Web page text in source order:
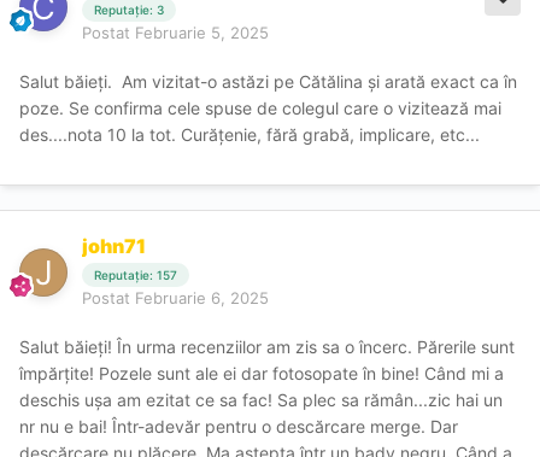
Reputație: 3
Postat Februarie 5, 2025
Salut băieți. Am vizitat-o astăzi pe Cătălina și arată exact ca în
poze. Se confirma cele spuse de colegul care o vizitează mai
des....nota 10 la tot. Curățenie, fără grabă, implicare, etc...
john71
Reputație: 157
Postat Februarie 6, 2025
Salut băieți! În urma recenziilor am zis sa o încerc. Părerile sunt
împărțite! Pozele sunt ale ei dar fotosopate în bine! Când mi a
deschis ușa am ezitat ce sa fac! Sa plec sa rămân...zic hai un
nr nu e bai! Într-adevăr pentru o descărcare merge. Dar